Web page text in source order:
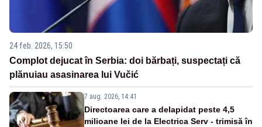
24 feb. 2026, 15:50
Complot dejucat în Serbia: doi bărbați, suspectați că
plănuiau asasinarea lui Vučić
7 aug. 2026, 14:41
Directoarea care a delapidat peste 4,5
milioane lei de la Electrica Serv - trimisă în